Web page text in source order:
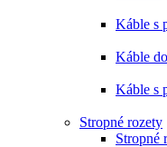
Káble s
Káble
Káble s
Stropné rozety
Stropné